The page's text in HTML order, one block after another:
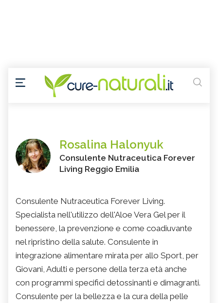
Rosalina Halonyuk
Consulente Nutraceutica Forever
Living Reggio Emilia
Consulente Nutraceutica Forever Living.
Specialista nell'utilizzo dell'Aloe Vera Gel per il
benessere, la prevenzione e come coadiuvante
nel ripristino della salute. Consulente in
integrazione alimentare mirata per allo Sport, per
Giovani, Adulti e persone della terza età anche
con programmi specifici detossinanti e dimagranti.
Consulente per la bellezza e la cura della pelle